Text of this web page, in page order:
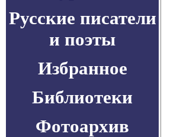
Русские писатели
и поэты
Избранное
Библиотеки
Фотоархив